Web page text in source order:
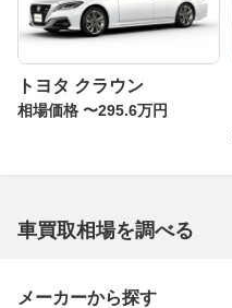
トヨタ クラウン
相場価格 〜295.6万円
車買取相場を調べる
メーカーから探す